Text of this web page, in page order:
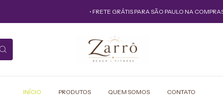
• FRETE GRÁTIS PARA SÃO PAULO NA COMPRAS
INÍCIO PRODUTOS QUEM SOMOS CONTATO